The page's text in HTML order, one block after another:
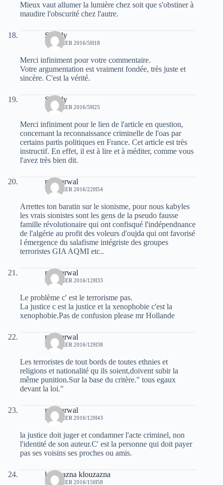
Mieux vaut allumer la lumière chez soit que s'obstiner à
maudire l'obscurité chez l'autre.
Simply
1 JANVIER 2016/5H18
Merci infiniment pour votre commentaire.
Votre argumentation est vraiment fondée, très juste et
sincère. C'est la vérité.
Simply
1 JANVIER 2016/5H25
Merci infiniment pour le lien de l'article en question,
concernant la reconnaissance criminelle de l'oas par
certains partis politiques en France. Cet article est très
instructif. En effet, il est à lire et à méditer, comme vous
l'avez très bien dit.
moh arwal
1 JANVIER 2016/22H54
Arrettes ton baratin sur le sionisme, pour nous kabyles
les vrais sionistes sont les gens de la pseudo fausse
famille révolutionaire qui ont confisqué l'indépendnance
de l'algérie au profit des voleurs d'oujda qui ont favorisé
l émergence du salafisme intégriste des groupes
terroristes GIA AQMI etc..
moh arwal
2 JANVIER 2016/12H33
Le problème c' est le terrorisme pas.
La justice c est la justice et la xenophobie c'est la
xenophobie.Pas de confusion please mr Hollande
moh arwal
2 JANVIER 2016/12H38
Les terroristes de tout bords de toutes ethnies et
religions et nationalité qu ils soient,doivent subir la
même punition.Sur la base du critère." tous egaux
devant la loi."
moh arwal
2 JANVIER 2016/12H43
la justice doit juger et condamner l'acte criminel, non
l'identité de son auteur.C' est la personne qui doit payer
pas ses voisins ses proches ou amis.
klouzazna klouzazna
3 JANVIER 2016/15H58